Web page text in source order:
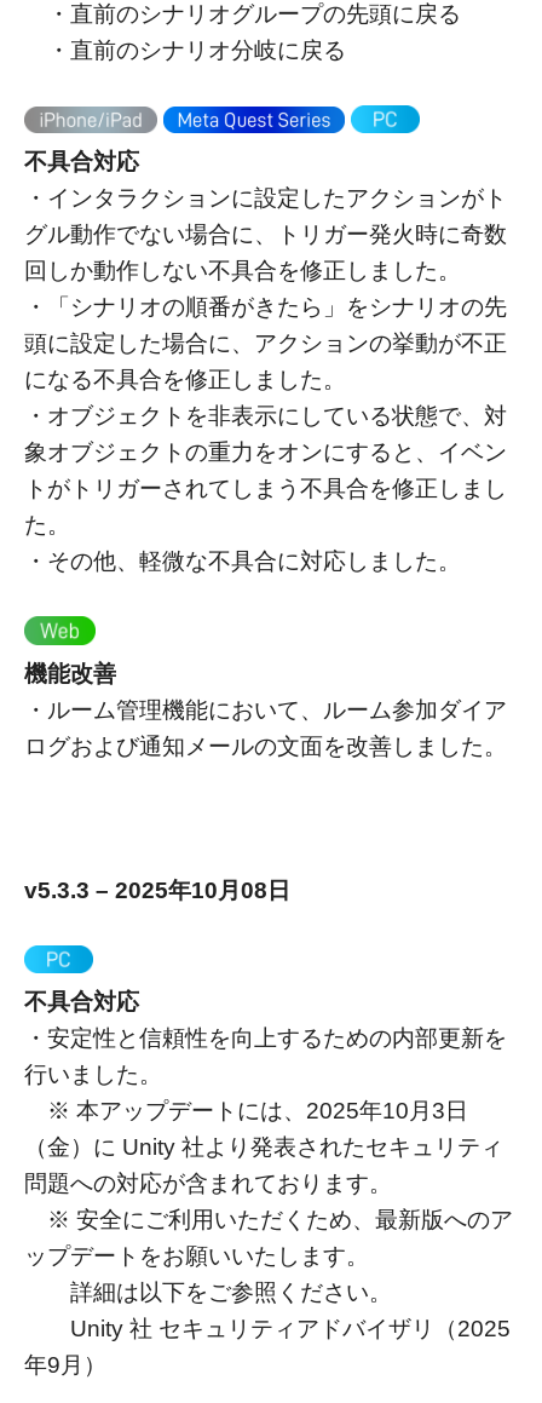
・直前のシナリオグループの先頭に戻る
・直前のシナリオ分岐に戻る
不具合対応
・インタラクションに設定したアクションがト
グル動作でない場合に、トリガー発火時に奇数
回しか動作しない不具合を修正しました。
・「シナリオの順番がきたら」をシナリオの先
頭に設定した場合に、アクションの挙動が不正
になる不具合を修正しました。
・オブジェクトを非表示にしている状態で、対
象オブジェクトの重力をオンにすると、イベン
トがトリガーされてしまう不具合を修正しまし
た。
・その他、軽微な不具合に対応しました。
機能改善
・ルーム管理機能において、ルーム参加ダイア
ログおよび通知メールの文面を改善しました。
v5.3.3 – 2025年10月08日
不具合対応
・安定性と信頼性を向上するための内部更新を
行いました。
※ 本アップデートには、2025年10月3日
（金）に Unity 社より発表されたセキュリティ
問題への対応が含まれております。
※ 安全にご利用いただくため、最新版へのア
ップデートをお願いいたします。
詳細は以下をご参照ください。
Unity 社 セキュリティアドバイザリ（2025
年9月）